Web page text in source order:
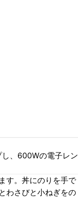
、600Wの電子レン
す。丼にのりを手で
わさびと小ねぎをの